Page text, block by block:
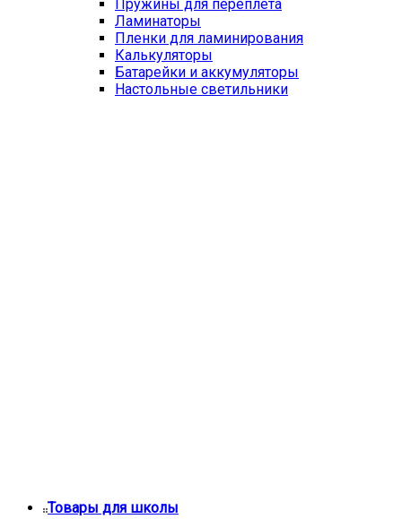
Пружины для переплета
Ламинаторы
Пленки для ламинирования
Калькуляторы
Батарейки и аккумуляторы
Настольные светильники
Товары для школы